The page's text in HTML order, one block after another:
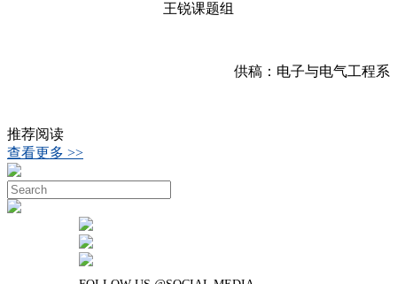
王锐课题组
供稿：电子与电气工程系
推荐阅读
查看更多 >>